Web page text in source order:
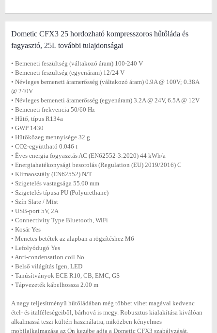
Dometic CFX3 25 hordozható kompresszoros hűtőláda és
fagyasztó, 25L további tulajdonságai
• Bemeneti feszültség (váltakozó áram) 100-240 V
• Bemeneti feszültség (egyenáram) 12/24 V
• Névleges bemeneti áramerősség (váltakozó áram) 0.9A @ 100V; 0.38A
@ 240V
• Névleges bemeneti áramerősség (egyenáram) 3.2A @ 24V, 6.5A @ 12V
• Bemeneti frekvencia 50/60 Hz
• Hűtő, típus R134a
• GWP 1430
• Hűtőközeg mennyisége 32 g
• CO2-együttható 0.046 t
• Éves energia fogyasztás AC (EN62552-3:2020) 44 kWh/a
• Energiahatékonysági besorolás (Regulation (EU) 2019/2016) C
• Klímaosztály (EN62552) N/T
• Szigetelés vastagsága 55.00 mm
• Szigetelés típusa PU (Polyurethane)
• Szín Slate / Mist
• USB-port 5V, 2A
• Connectivity Type Bluetooth, WiFi
• Kosár Yes
• Menetes betétek az alapban a rögzítéshez M6
• Lefolyódugó Yes
• Anti-condensation coil No
• Belső világítás Igen, LED
• Tanúsítványok ECE R10, CB, EMC, GS
• Tápvezeték kábelhossza 2.00 m
A nagy teljesítményű hűtőládában még többet vihet magával kedvenc
étel- és italféleségeiből, bárhová is megy. Robusztus kialakítása kiválóan
alkalmassá teszi kültéri használatra, miközben kényelmes
mobilalkalmazása az Ön kezébe adja a Dometic CFX3 szabályzását.